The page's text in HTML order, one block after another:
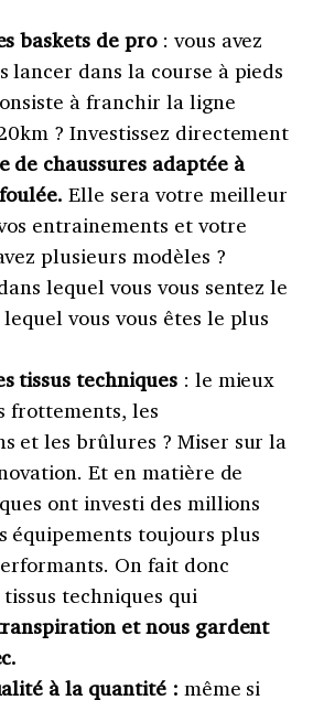
baskets de pro: vous avez
lancer dans la course à pieds
à franchir la ligne
? Investissez directement
de chaussures adaptée à
Elle sera votre meilleur
entrainements et votre
plusieurs modèles ?
lequel vous vous sentez le
vous vous êtes le plus
tissus techniques: le mieux
frottements, les
et les brûlures ? Miser sur la
Et en matière de
ont investi des millions
équipements toujours plus
On fait donc
techniques qui
et nous gardent
à la quantité : même si